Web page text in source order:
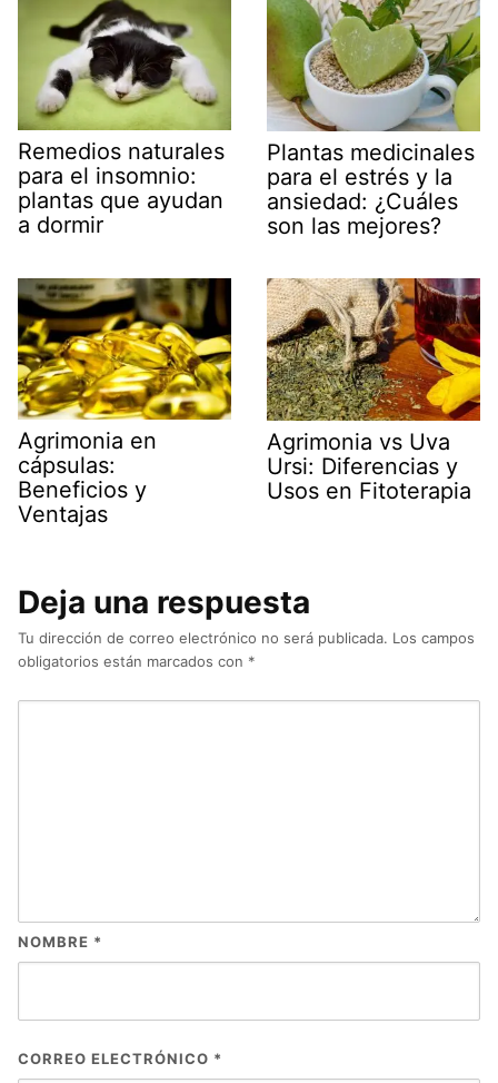
Remedios naturales
para el insomnio:
plantas que ayudan
a dormir
Plantas medicinales
para el estrés y la
ansiedad: ¿Cuáles
son las mejores?
Agrimonia en
cápsulas:
Beneficios y
Ventajas
Agrimonia vs Uva
Ursi: Diferencias y
Usos en Fitoterapia
Deja una respuesta
Tu dirección de correo electrónico no será publicada. Los campos
obligatorios están marcados con *
NOMBRE *
CORREO ELECTRÓNICO *